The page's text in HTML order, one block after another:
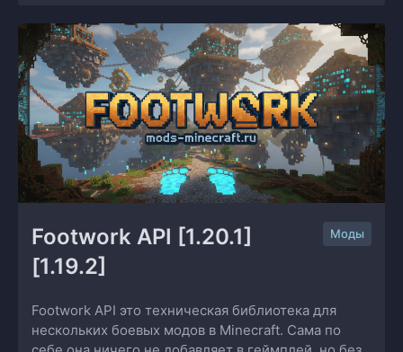
Footwork API [1.20.1]
[1.19.2]
Моды
Footwork API это техническая библиотека для
нескольких боевых модов в Minecraft. Сама по